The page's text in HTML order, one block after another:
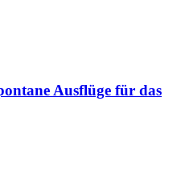
Ausflüge für das